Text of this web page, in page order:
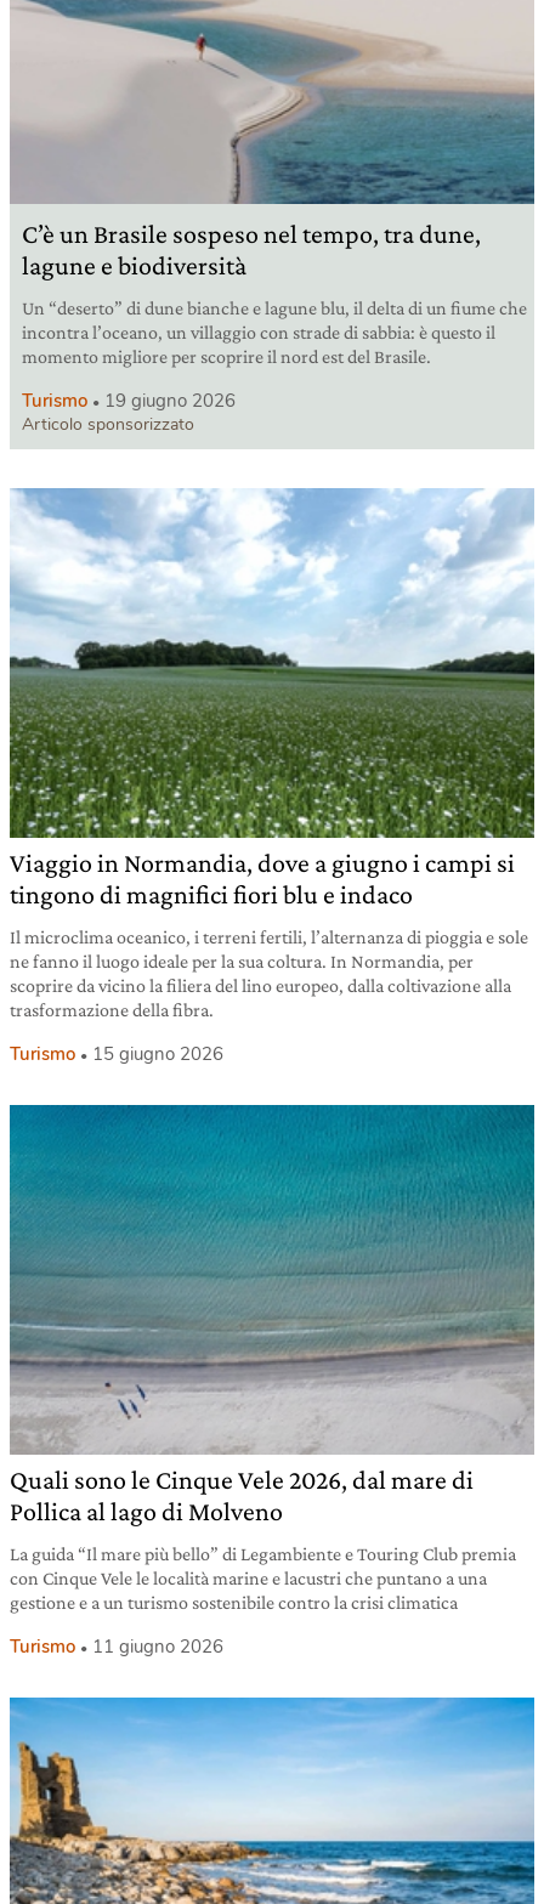
C’è un Brasile sospeso nel tempo, tra dune,
lagune e biodiversità
Un “deserto” di dune bianche e lagune blu, il delta di un fiume che
incontra l’oceano, un villaggio con strade di sabbia: è questo il
momento migliore per scoprire il nord est del Brasile.
Turismo 19 giugno 2026
Articolo sponsorizzato
Viaggio in Normandia, dove a giugno i campi si
tingono di magnifici fiori blu e indaco
Il microclima oceanico, i terreni fertili, l’alternanza di pioggia e sole
ne fanno il luogo ideale per la sua coltura. In Normandia, per
scoprire da vicino la filiera del lino europeo, dalla coltivazione alla
trasformazione della fibra.
Turismo 15 giugno 2026
Quali sono le Cinque Vele 2026, dal mare di
Pollica al lago di Molveno
La guida “Il mare più bello” di Legambiente e Touring Club premia
con Cinque Vele le località marine e lacustri che puntano a una
gestione e a un turismo sostenibile contro la crisi climatica
Turismo 11 giugno 2026